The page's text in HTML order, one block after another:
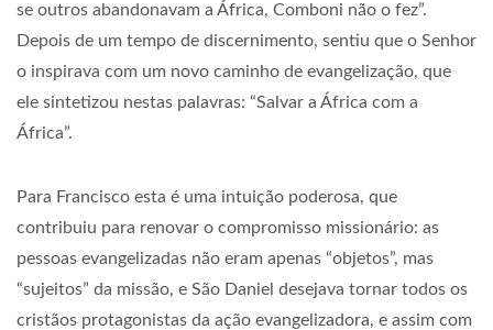
se outros abandonavam a África, Comboni não o fez”.
Depois de um tempo de discernimento, sentiu que o Senhor
o inspirava com um novo caminho de evangelização, que
ele sintetizou nestas palavras: “Salvar a África com a
África”.
Para Francisco esta é uma intuição poderosa, que
contribuiu para renovar o compromisso missionário: as
pessoas evangelizadas não eram apenas “objetos”, mas
“sujeitos” da missão, e São Daniel desejava tornar todos os
cristãos protagonistas da ação evangelizadora, e assim com